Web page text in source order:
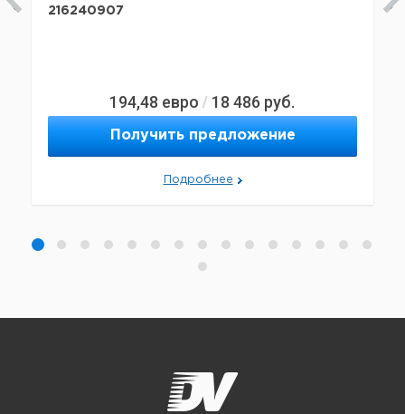
216240907
194,48 евро / 18 486 руб.
Получить предложение
Подробнее